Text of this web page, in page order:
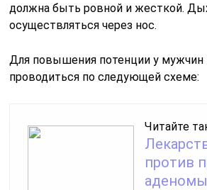
должна быть ровной и жесткой.
осуществляться через нос.
Для повышения потенции у
проводиться по следующей схеме:
Читайте
против